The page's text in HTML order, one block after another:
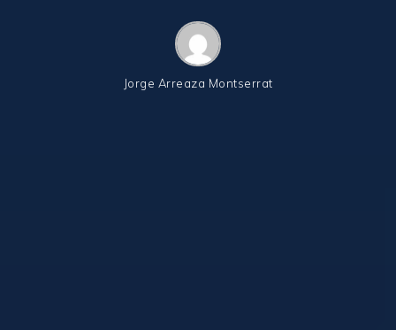
Jorge Arreaza Montserrat